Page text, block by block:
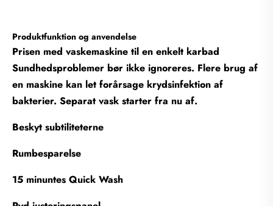
Produktfunktion og anvendelse
Prisen med vaskemaskine til en enkelt karbad
Sundhedsproblemer bør ikke ignoreres. Flere brug af
en maskine kan let forårsage krydsinfektion af
bakterier. Separat vask starter fra nu af.
Beskyt subtiliteterne
Rumbesparelse
15 minuntes Quick Wash